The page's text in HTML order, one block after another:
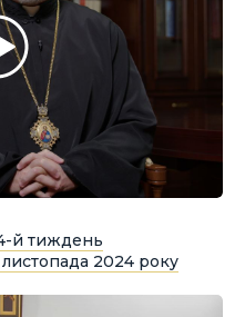
й тиждень
2024 року